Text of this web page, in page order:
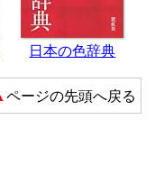
日本の色辞典
▲ページの先頭へ戻る